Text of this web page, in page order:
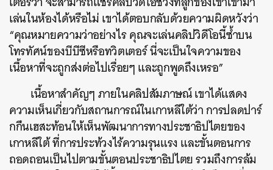
เล่นในห้องได้หรือไม่ เขาได้ตอบกลับด้วยความผิดหวังว่า
“คุณหมายความว่าอย่างไร คุณจะเล่นคลิปวิดีโอนี้ซ้ำบน
โทรทัศน์ของบีบีซีหรือทวิตเตอร์ นี่จะเป็นใจความของ
เนื้อหาที่จะถูกส่งต่อไปเรื่อยๆ และถูกพูดถึงเหรอ”
เนื้อหาสำคัญๆ ภายในคลิปสัมภาษณ์ เขาได้แสดง
ความเห็นเกี่ยวกับสถานการณ์ในเกาหลีใต้ว่า การปลดปาร์
กกึนเฮสะท้อนให้เห็นพัฒนาการทางประชาธิปไตยของ
เกาหลีใต้ ที่การประท้วงไร้ความรุนแรง และขั้นตอนการ
ถอดถอนเป็นไปตามขั้นตอนประชาธิปไตย รวมถึงการล้ม